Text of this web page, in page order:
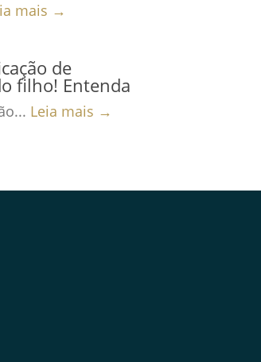
mais →
de
filho! Entenda
Leia mais →